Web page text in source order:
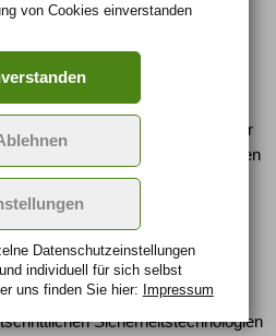
aus einer Parklücke einen
DCA (Distance
Abstand zum
der Spurverlassenswarner
ein unbeabsichtigtes Verlassen
beiden Assistenzsysteme
Kollisionsschutz des Nissan-
minimalen Eingriffen auf intuitive
und Produktion
Sicherheitstechnologien
von Cookies einverstanden
Datenschutz­ein­stellungen
indivi­duell für sich selbst
uns finden Sie hier: Impressum